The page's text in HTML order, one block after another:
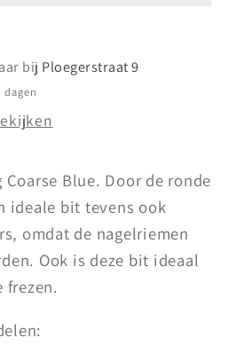
bij Ploegerstraat 9
Coarse Blue. Door de ronde
ideale bit tevens ook
omdat de nagelriemen
Ook is deze bit ideaal
frezen.